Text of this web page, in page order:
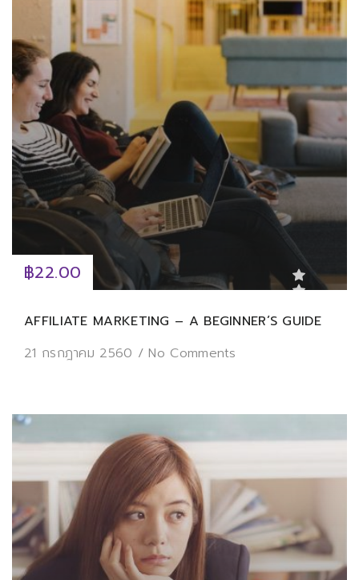
฿22.00
AFFILIATE MARKETING – A BEGINNER’S GUIDE
21 กรกฎาคม 2560 /No Comments